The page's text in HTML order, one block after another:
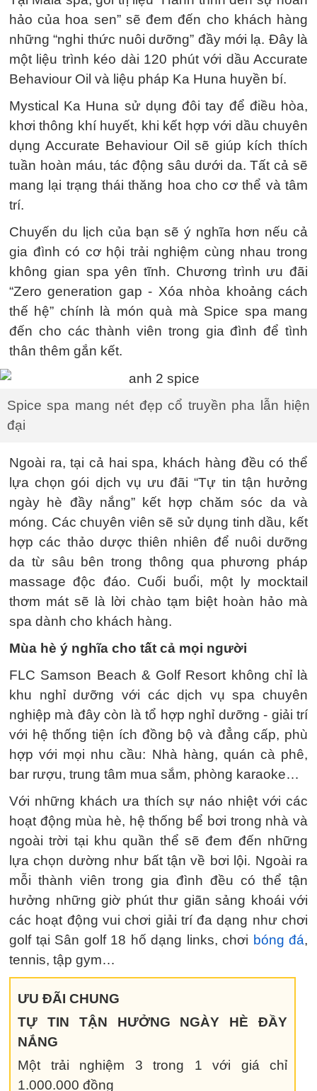
hảo của hoa sen” sẽ đem đến cho khách hàng
những “nghi thức nuôi dưỡng” đầy mới lạ. Đây là
một liệu trình kéo dài 120 phút với dầu Accurate
Behaviour Oil và liệu pháp Ka Huna huyền bí.
Mystical Ka Huna sử dụng đôi tay để điều hòa,
khơi thông khí huyết, khi kết hợp với dầu chuyên
dụng Accurate Behaviour Oil sẽ giúp kích thích
tuần hoàn máu, tác động sâu dưới da. Tất cả sẽ
mang lại trạng thái thăng hoa cho cơ thể và tâm
trí.
Chuyến du lịch của bạn sẽ ý nghĩa hơn nếu cả
gia đình có cơ hội trải nghiệm cùng nhau trong
không gian spa yên tĩnh. Chương trình ưu đãi
“Zero generation gap - Xóa nhòa khoảng cách
thế hệ” chính là món quà mà Spice spa mang
đến cho các thành viên trong gia đình để tình
thân thêm gắn kết.
Spice spa mang nét đẹp cổ truyền pha lẫn hiện
đại
Ngoài ra, tại cả hai spa, khách hàng đều có thể
lựa chọn gói dịch vụ ưu đãi “Tự tin tận hưởng
ngày hè đầy nắng” kết hợp chăm sóc da và
móng. Các chuyên viên sẽ sử dụng tinh dầu, kết
hợp các thảo dược thiên nhiên để nuôi dưỡng
da từ sâu bên trong thông qua phương pháp
massage độc đáo. Cuối buổi, một ly mocktail
thơm mát sẽ là lời chào tạm biệt hoàn hảo mà
spa dành cho khách hàng.
Mùa hè ý nghĩa cho tất cả mọi người
FLC Samson Beach & Golf Resort không chỉ là
khu nghỉ dưỡng với các dịch vụ spa chuyên
nghiệp mà đây còn là tổ hợp nghỉ dưỡng - giải trí
với hệ thống tiện ích đồng bộ và đẳng cấp, phù
hợp với mọi nhu cầu: Nhà hàng, quán cà phê,
bar rượu, trung tâm mua sắm, phòng karaoke…
Với những khách ưa thích sự náo nhiệt với các
hoạt động mùa hè, hệ thống bể bơi trong nhà và
ngoài trời tại khu quần thể sẽ đem đến những
lựa chọn dường như bất tận về bơi lội. Ngoài ra
mỗi thành viên trong gia đình đều có thể tận
hưởng những giờ phút thư giãn sảng khoái với
các hoạt động vui chơi giải trí đa dạng như chơi
golf tại Sân golf 18 hố dạng links, chơi bóng đá,
tennis, tập gym…
ƯU ĐÃI CHUNG
TỰ TIN TẬN HƯỞNG NGÀY HÈ ĐẦY
NẮNG
Một trải nghiệm 3 trong 1 với giá chỉ
1.000.000 đồng